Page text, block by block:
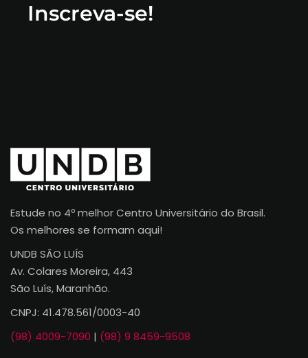
Inscreva-se!
Estude no 4º melhor Centro Universitário do Brasil.
Os melhores se formam aqui!
UNDB SÃO LUÍS
Av. Colares Moreira, 443
São Luís, Maranhão.
CNPJ: 41.478.561/0003-40
(98) 4009-7090 | (98) 9 8459-9508